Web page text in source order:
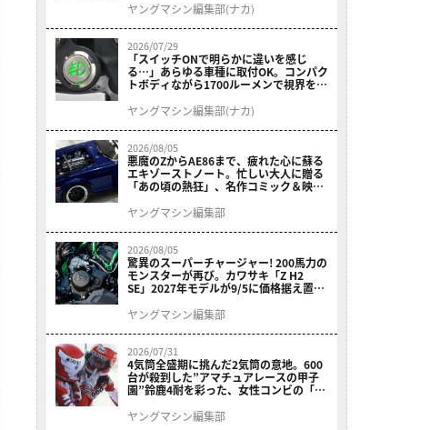
ヤングマシン編集部(ナカ)
2026/07/29
「スイッチONで明らかに違いを感じ
る…」あらゆる車種に取付OK。コンパク
トボディながら1700ルーメンで視界を確
ニット プレシャスレイ スモール］
ヤングマシン編集部(ナカ)
2026/08/05
悪魔のZからAE86まで、疲れた心に蘇る
エキゾーストノート。忙しい大人に贈る
「あの頃の熱狂」、名作コミック＆映画
結！
ヤングマシン編集部
2026/08/05
驚異のスーパーチャージャー! 200馬力の
モンスターが再び。カワサキ「Z H2
SE」2027年モデルが9/5に価格据え置き
ヤングマシン編集部
2026/07/31
4気筒全盛期に挑んだ2気筒の意地。600
台が殺到した”アマチュアレースの甲子
園”鈴鹿4耐を彩った、女性コンビの「ス
ヤングマシン編集部